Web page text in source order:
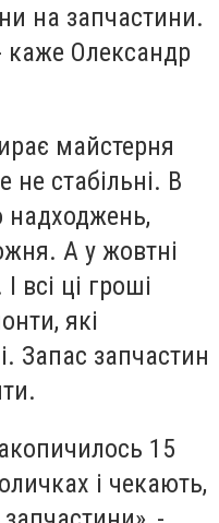
на запчастини.
каже Олександр
майстерня
не стабільні. В
надходжень,
А у жовтні
всі ці гроші
які
Запас запчастин
15
і чекають,